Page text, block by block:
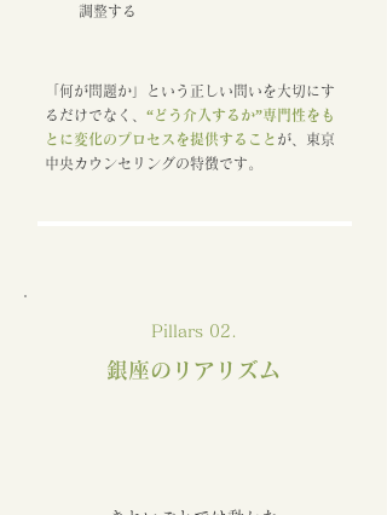
調整する
「何が問題か」という正しい問いを大切にす
るだけでなく、 “どう介入するか”専門性をも
とに変化のプロセスを提供すること が、東京
中央カウンセリングの特徴です。
Pillars 02.
銀座のリアリズム